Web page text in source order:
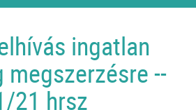
ingatlan
--
21 hrsz